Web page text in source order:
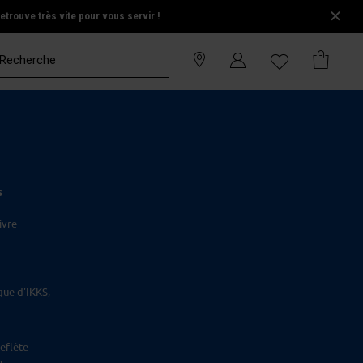
très vite pour vous servir !
d'IKKS,